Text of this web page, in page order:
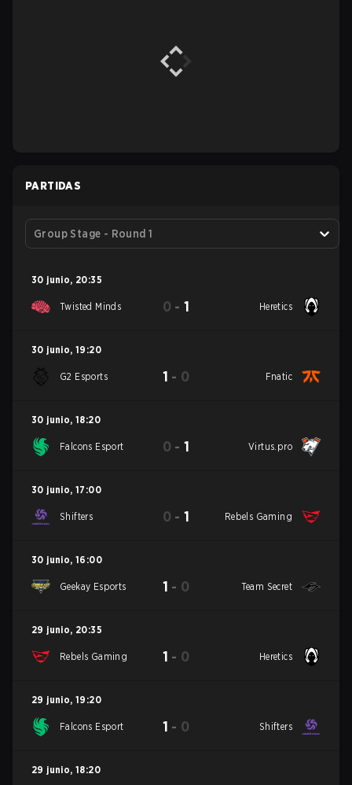
PARTIDAS
Group Stage - Round 1
30 junio, 20:35
Twisted Minds 0 -1 Heretics
30 junio, 19:20
G2 Esports 1 - 0 Fnatic
30 junio, 18:20
Falcons Esport 0 -1 Virtus.pro
30 junio, 17:00
Shifters 0 -1 Rebels Gaming
30 junio, 16:00
Geekay Esports 1 - 0 Team Secret
29 junio, 20:35
Rebels Gaming 1 - 0 Heretics
29 junio, 19:20
Falcons Esport 1 - 0 Shifters
29 junio, 18:20